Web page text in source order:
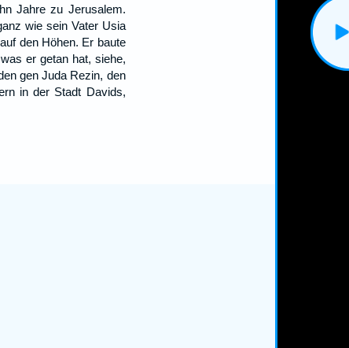
Jahre zu Jerusalem.
wie sein Vater Usia
den Höhen. Er baute
er getan hat, siehe,
gen Juda Rezin, den
in der Stadt Davids,